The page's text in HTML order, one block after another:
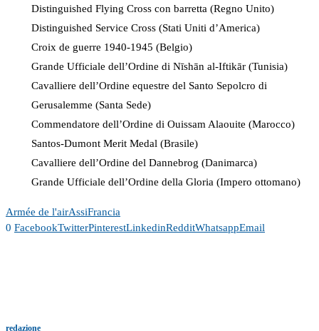
Distinguished Flying Cross con barretta (Regno Unito)
Distinguished Service Cross (Stati Uniti d’America)
Croix de guerre 1940-1945 (Belgio)
Grande Ufficiale dell’Ordine di Nīshān al-Iftikār (Tunisia)
Cavalliere dell’Ordine equestre del Santo Sepolcro di
Gerusalemme (Santa Sede)
Commendatore dell’Ordine di Ouissam Alaouite (Marocco)
Santos-Dumont Merit Medal (Brasile)
Cavalliere dell’Ordine del Dannebrog (Danimarca)
Grande Ufficiale dell’Ordine della Gloria (Impero ottomano)
Armée de l'airAssiFrancia
0 FacebookTwitterPinterestLinkedinRedditWhatsappEmail
redazione